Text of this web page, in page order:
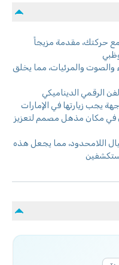
مع حركتك، مقدمة مزيجاً
والمرئيات، مما يخلق
الرقمي الديناميكي
يجب زيارتها في الإمارات
في مكان مذهل مصمم لتعزيز
اللامحدود، مما يجعل هذه